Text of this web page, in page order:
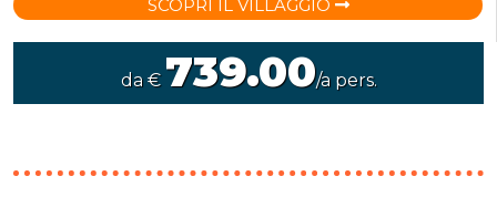
SCOPRI IL VILLAGGIO
da € 739.00/a pers.